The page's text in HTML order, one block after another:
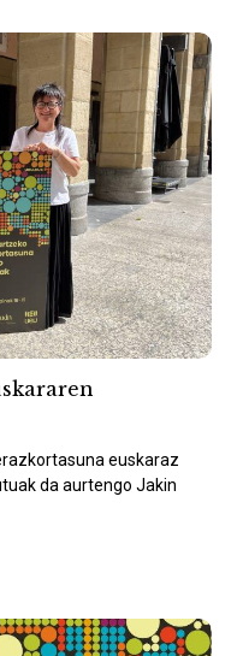
euskaraz
da aurtengo Jakin